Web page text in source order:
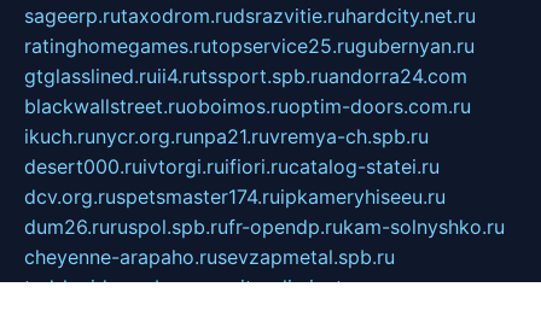
sageerp.rutaxodrom.rudsrazvitie.ruhardcity.net.ru
ratinghomegames.rutopservice25.rugubernyan.ru
gtglasslined.ruii4.rutssport.spb.ruandorra24.com
blackwallstreet.ruoboimos.ruoptim-doors.com.ru
ikuch.runycr.org.runpa21.ruvremya-ch.spb.ru
desert000.ruivtorgi.ruifiori.rucatalog-statei.ru
dcv.org.ruspetsmaster174.ruipkameryhiseeu.ru
dum26.ruruspol.spb.rufr-opendp.rukam-solnyshko.ru
cheyenne-arapaho.rusevzapmetal.spb.ru
ted-lapidus.spb.ruparasite-eliminator.ru